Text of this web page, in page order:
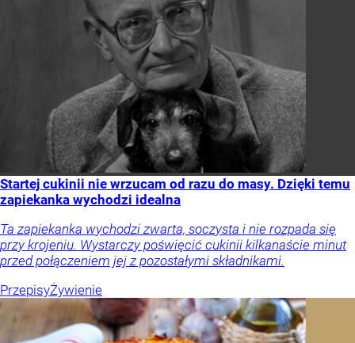
Startej cukinii nie wrzucam od razu do masy. Dzięki temu
zapiekanka wychodzi idealna
Ta zapiekanka wychodzi zwarta, soczysta i nie rozpada się
przy krojeniu. Wystarczy poświęcić cukinii kilkanaście minut
przed połączeniem jej z pozostałymi składnikami.
PrzepisyŻywienie